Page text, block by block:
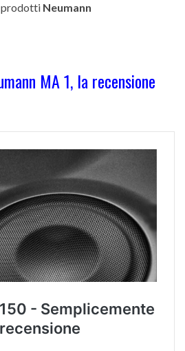
prodotti Neumann
MA 1, la recensione